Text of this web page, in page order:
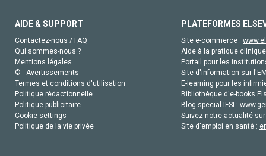
AIDE & SUPPORT
Contactez-nous / FAQ
Qui sommes-nous ?
Mentions légales
© - Avertissements
Termes et conditions d'utilisation
Politique rédactionnelle
Politique publicitaire
Cookie settings
Politique de la vie privée
PLATEFORMES
Site e-commerce :
Aide à la pratique
Portail pour les
Site d'information sur
E-learning pour les
Bibliothèque d'e-books
Blog special IFSI :
Suivez notre actualité
Site d'emploi en santé :